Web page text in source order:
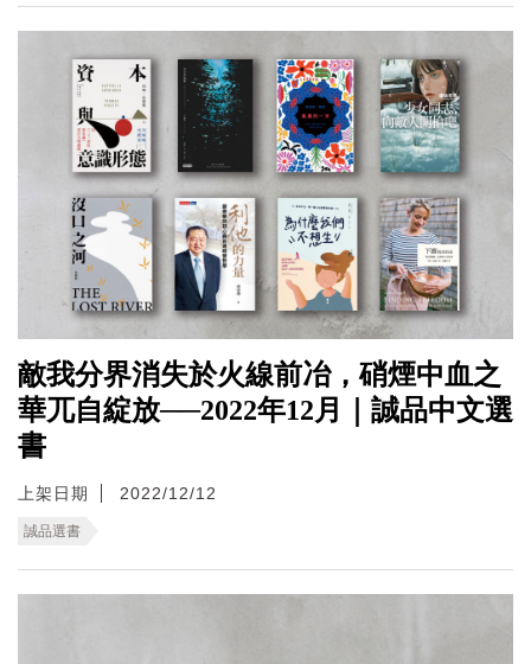
敵我分界消失於火線前冶，硝煙中血之
華兀自綻放──2022年12月｜誠品中文選
書
上架日期 2022/12/12
誠品選書